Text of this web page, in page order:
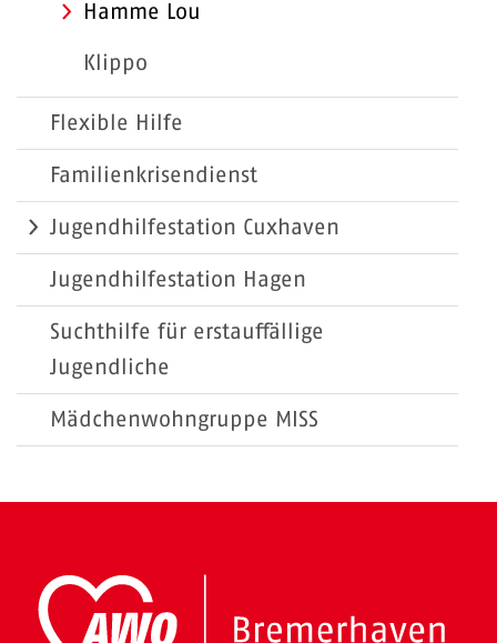
Hamme Lou
Klippo
Flexible Hilfe
Familienkrisendienst
Jugendhilfestation Cuxhaven
Jugendhilfestation Hagen
Suchthilfe für erstauffällige
Jugendliche
Mädchenwohngruppe MISS